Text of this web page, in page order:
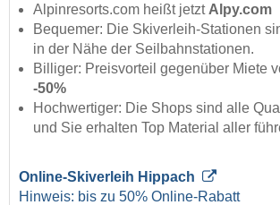
Alpinresorts.com heißt jetzt Alpy.com
Bequemer: Die Skiverleih-Stationen
in der Nähe der Seilbahnstationen.
Billiger: Preisvorteil gegenüber Miete
-50%
Hochwertiger: Die Shops sind alle
und Sie erhalten Top Material aller
Online-Skiverleih Hippach
Hinweis: bis zu 50% Online-Rabatt